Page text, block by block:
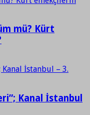
mü? Kürt
Kanal İstanbul